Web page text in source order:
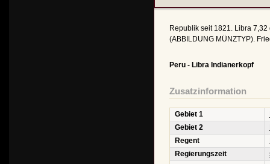
Republik seit 1821. Libra
(ABBILDUNG MÜNZTYP).
Peru - Libra Indianerkopf
Zusatzinformation
Gebiet 1
Gebiet 2
Regent
Regierungszeit